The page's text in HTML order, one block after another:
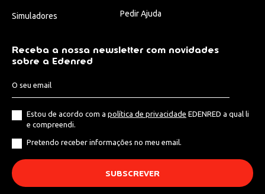
Simuladores Pedir Ajuda
Receba a nossa newsletter com novidades
sobre a Edenred
Estou de acordo com a política de privacidade EDENRED a qual li
e compreendi.
Pretendo receber informações no meu email.